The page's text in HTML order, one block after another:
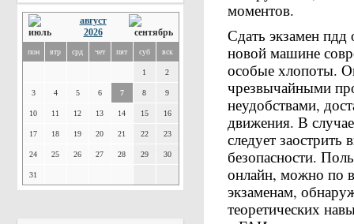
август
2026
пон втр срд чет пят суб вск
1 2
3 4 5 6 7 8 9
10 11 12 13 14 15 16
17 18 19 20 21 22 23
24 25 26 27 28 29 30
31
моментов.
Сдать экзамен пдд
новой машине
особые хлопоты.
чрезвычайными
неудобствами,
движения. В
следует заострить
безопасности.
онлайн, можно по
экзаменам,
теоретических